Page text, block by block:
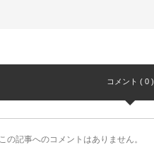
コメント ( 0 )
この記事へのコメントはありません。